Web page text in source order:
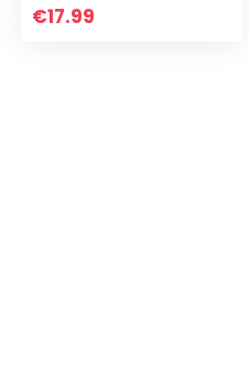
Double-Unders,
€17.99